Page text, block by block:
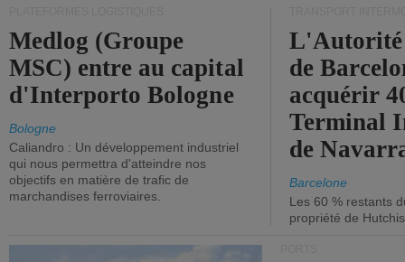
Medlog (Groupe
MSC) entre au capital
d'Interporto Bologne
Bologne
Caliandro : Un développement industriel
qui nous permettra d'atteindre nos
objectifs en matière de trafic de
marchandises ferroviaires.
de
acquérir
Terminal
de
Barcelone
Les 60 % restants
propriété de